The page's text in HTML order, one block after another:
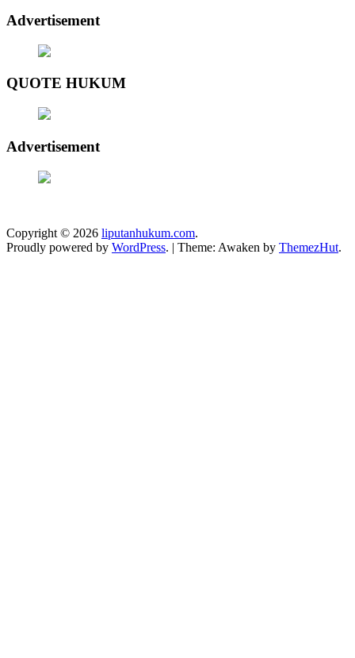
Advertisement
QUOTE HUKUM
Advertisement
Copyright © 2026 liputanhukum.com.
Proudly powered by WordPress. | Theme: Awaken by ThemezHut.